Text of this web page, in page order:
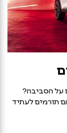
על הסביבה?
תורמים לעתיד